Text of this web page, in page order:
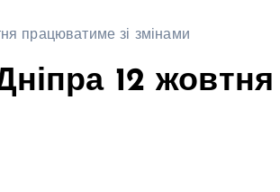
працюватиме зі змінами
12 жовтня